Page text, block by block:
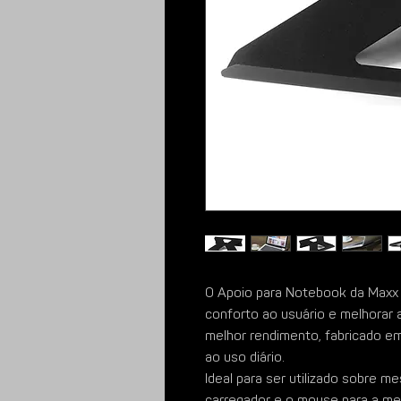
O Apoio para Notebook da
conforto ao usuário e melhorar
melhor rendimento, fabricado
ao uso diário.
Ideal para ser utilizado sobre